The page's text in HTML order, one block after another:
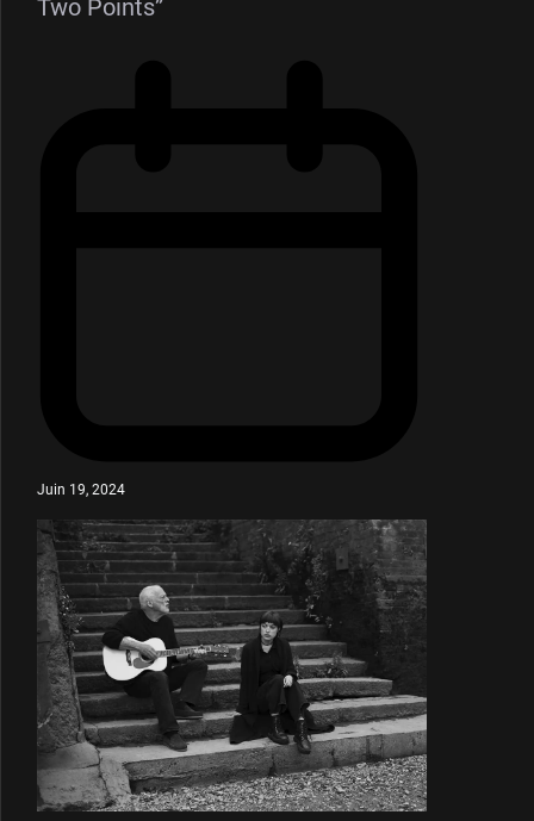
Two Points”
Juin 19, 2024